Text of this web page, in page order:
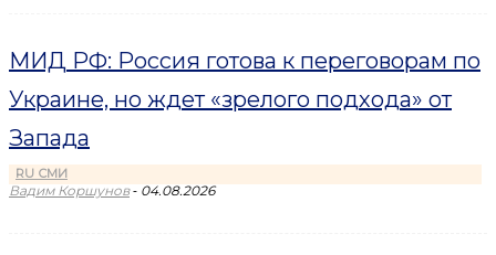
МИД РФ: Россия готова к переговорам по
Украине, но ждет «зрелого подхода» от
Запада
RU СМИ
Вадим Коршунов - 04.08.2026